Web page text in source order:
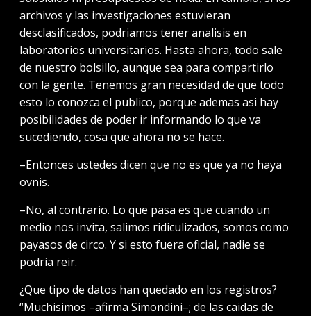
archivos y las investigaciones estuvieran
desclasificados, podriamos tener analisis en
laboratorios universitarios. Hasta ahora, todo sale
de nuestro bolsillo, aunque sea para compartirlo
con la gente. Tenemos gran necesidad de que todo
esto lo conozca el publico, porque ademas asi hay
posibilidades de poder ir informando lo que va
sucediendo, cosa que ahora no se hace.
–Entonces ustedes dicen que no es que ya no haya
ovnis.
–No, al contrario. Lo que pasa es que cuando un
medio nos invita, salimos ridiculizados, somos como
payasos de circo. Y si esto fuera oficial, nadie se
podria reir.
¿Que tipo de datos han quedado en los registros?
“Muchisimos –afirma Simondini–; de las caidas de